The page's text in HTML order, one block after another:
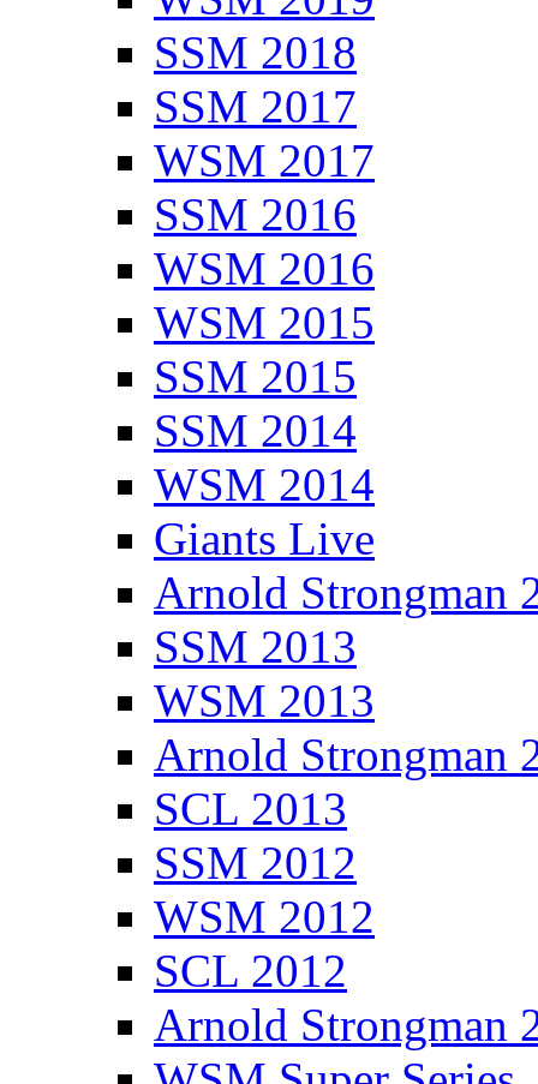
SSM 2018
SSM 2017
WSM 2017
SSM 2016
WSM 2016
WSM 2015
SSM 2015
SSM 2014
WSM 2014
Giants Live
Arnold Strongman
SSM 2013
WSM 2013
Arnold Strongman
SCL 2013
SSM 2012
WSM 2012
SCL 2012
Arnold Strongman